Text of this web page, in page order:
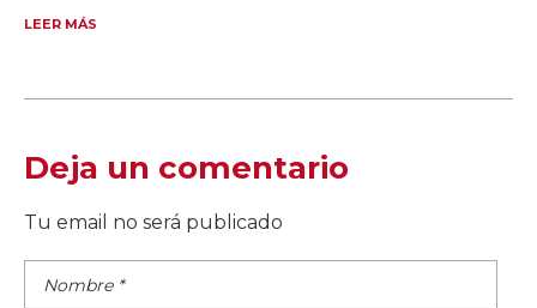
LEER MÁS
Deja un comentario
Tu email no será publicado